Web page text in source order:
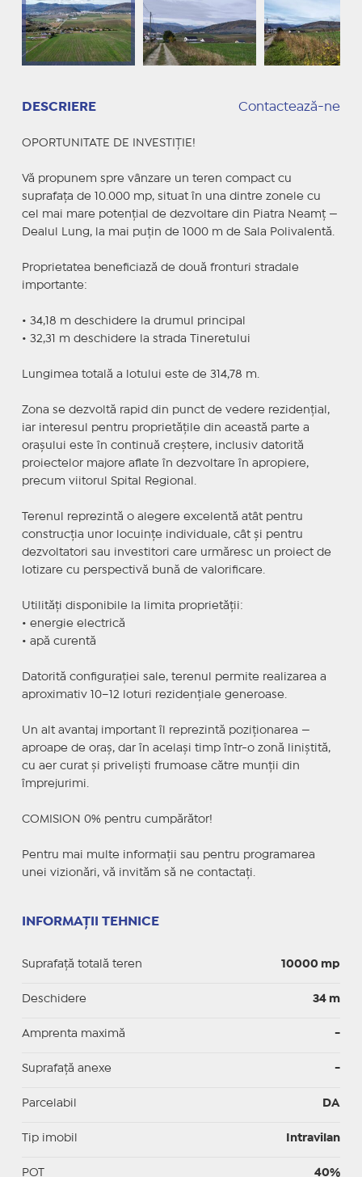
DESCRIERE Contactează-ne
OPORTUNITATE DE INVESTIȚIE!
Vă propunem spre vânzare un teren compact cu
suprafața de 10.000 mp, situat în una dintre zonele cu
cel mai mare potențial de dezvoltare din Piatra Neamț —
Dealul Lung, la mai puțin de 1000 m de Sala Polivalentă.
Proprietatea beneficiază de două fronturi stradale
importante:
• 34,18 m deschidere la drumul principal
• 32,31 m deschidere la strada Tineretului
Lungimea totală a lotului este de 314,78 m.
Zona se dezvoltă rapid din punct de vedere rezidențial,
iar interesul pentru proprietățile din această parte a
orașului este în continuă creștere, inclusiv datorită
proiectelor majore aflate în dezvoltare în apropiere,
precum viitorul Spital Regional.
Terenul reprezintă o alegere excelentă atât pentru
construcția unor locuințe individuale, cât și pentru
dezvoltatori sau investitori care urmăresc un proiect de
lotizare cu perspectivă bună de valorificare.
Utilități disponibile la limita proprietății:
• energie electrică
• apă curentă
Datorită configurației sale, terenul permite realizarea a
aproximativ 10–12 loturi rezidențiale generoase.
Un alt avantaj important îl reprezintă poziționarea —
aproape de oraș, dar în același timp într-o zonă liniștită,
cu aer curat și priveliști frumoase către munții din
împrejurimi.
COMISION 0% pentru cumpărător!
Pentru mai multe informații sau pentru programarea
unei vizionări, vă invităm să ne contactați.
INFORMAȚII TEHNICE
Suprafață totală teren 10000 mp
Deschidere 34 m
Amprenta maximă -
Suprafață anexe -
Parcelabil DA
Tip imobil Intravilan
POT 40%